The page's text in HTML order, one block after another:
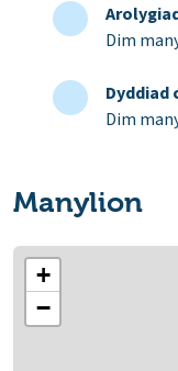
Dim
Dyddiad
Dim
Manylion
+
−